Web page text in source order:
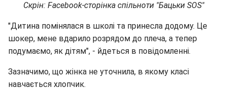
Скрін: Facebook-сторінка спільноти "Бацьки SOS"
"Дитина помінялася в школі та принесла додому. Це
шокер, мене вдарило розрядом до плеча, а тепер
подумаємо, як дітям", - йдеться в повідомленні.
Зазначимо, що жінка не уточнила, в якому класі
навчається хлопчик.